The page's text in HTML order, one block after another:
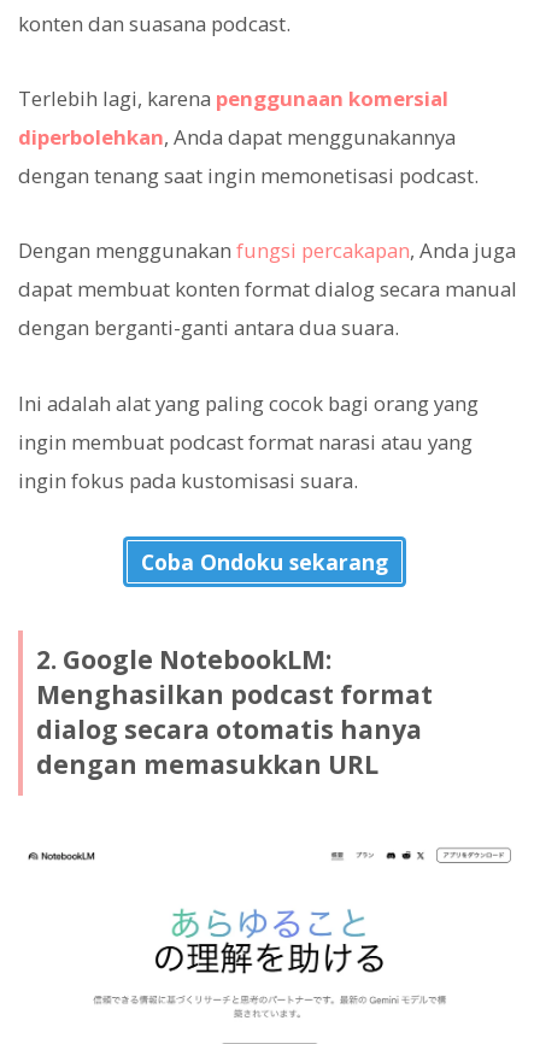
konten dan suasana podcast.
Terlebih lagi, karena penggunaan komersial
diperbolehkan, Anda dapat menggunakannya
dengan tenang saat ingin memonetisasi podcast.
Dengan menggunakan fungsi percakapan, Anda juga
dapat membuat konten format dialog secara manual
dengan berganti-ganti antara dua suara.
Ini adalah alat yang paling cocok bagi orang yang
ingin membuat podcast format narasi atau yang
ingin fokus pada kustomisasi suara.
Coba Ondoku sekarang
2. Google NotebookLM:
Menghasilkan podcast format
dialog secara otomatis hanya
dengan memasukkan URL